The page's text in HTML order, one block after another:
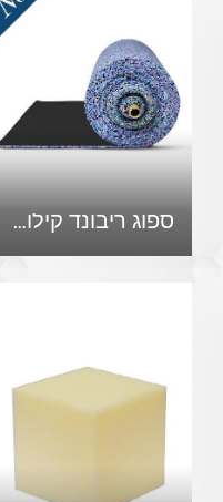
‏ספוג ריבונד קילוף עם בטנה